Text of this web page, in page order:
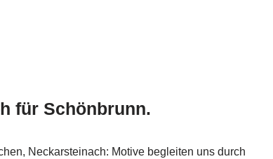
für Schönbrunn.
Neckarsteinach: Motive begleiten uns durch